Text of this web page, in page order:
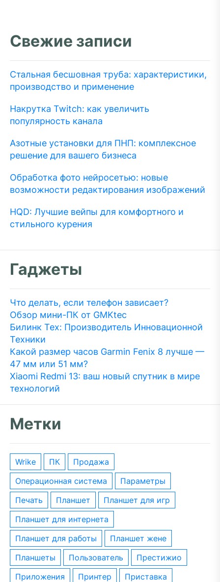
Свежие записи
Стальная бесшовная труба: характеристики,
производство и применение
Накрутка Twitch: как увеличить
популярность канала
Азотные установки для ПНП: комплексное
решение для вашего бизнеса
Обработка фото нейросетью: новые
возможности редактирования изображений
HQD: Лучшие вейпы для комфортного и
стильного курения
Гаджеты
Что делать, если телефон зависает?
Обзор мини-ПК от GMKtec
Билинк Тех: Производитель Инновационной
Техники
Какой размер часов Garmin Fenix 8 лучше —
47 мм или 51 мм?
Xiaomi Redmi 13: ваш новый спутник в мире
технологий
Метки
wrike ПК
Продажа
операционная система
параметры
печать
планшет
планшет для игр
планшет для интернета
планшет для работы
планшет жене
планшеты
пользователь
престижио
приложения
принтер
приставка